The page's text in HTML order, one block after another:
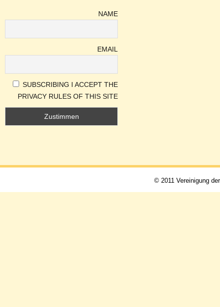
NAME
EMAIL
SUBSCRIBING I ACCEPT THE
PRIVACY RULES OF THIS SITE
© 2011 Vereinigung